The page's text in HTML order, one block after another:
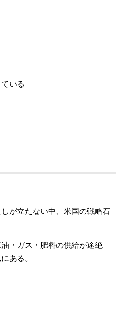
いる
が立たない中、米国の戦略石
・ガス・肥料の供給が途絶
ある。